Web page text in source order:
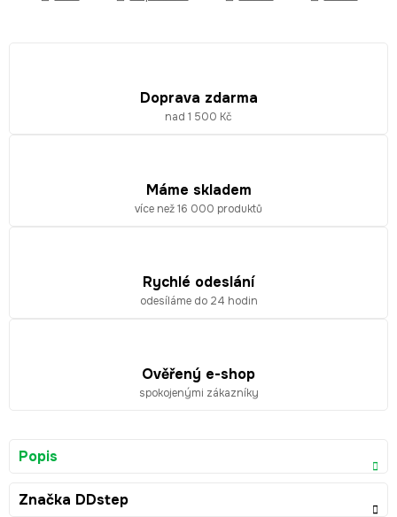
Doprava zdarma
nad 1 500 Kč
Máme skladem
více než 16 000 produktů
Rychlé odeslání
odesíláme do 24 hodin
Ověřený e-shop
spokojenými zákazníky
Popis
Značka DDstep